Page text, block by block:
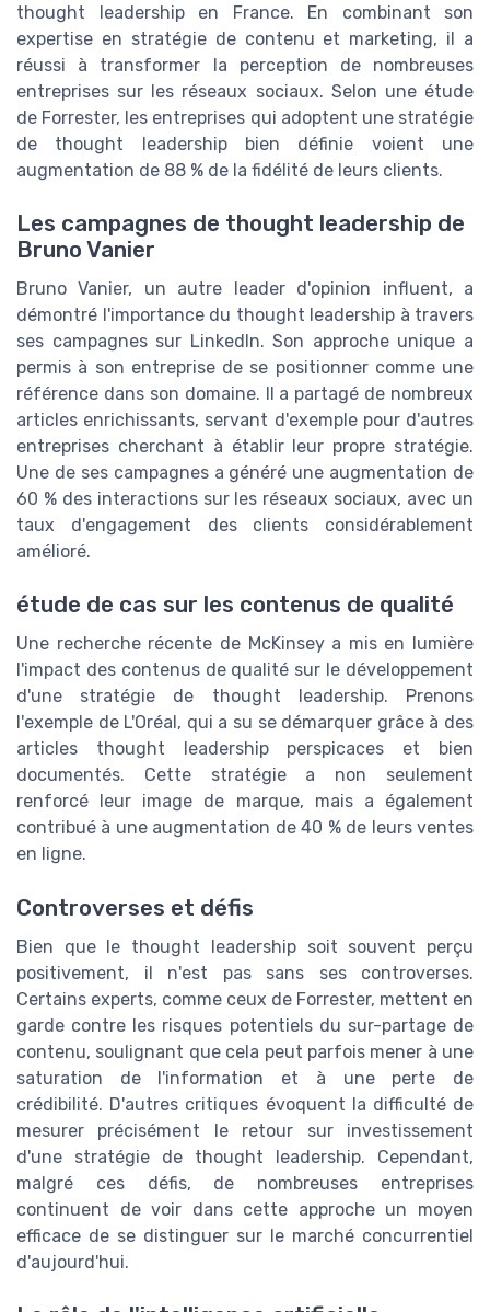
thought leadership en France. En combinant son
expertise en stratégie de contenu et marketing, il a
réussi à transformer la perception de nombreuses
entreprises sur les réseaux sociaux. Selon une étude
de Forrester, les entreprises qui adoptent une stratégie
de thought leadership bien définie voient une
augmentation de 88 % de la fidélité de leurs clients.
Les campagnes de thought leadership de
Bruno Vanier
Bruno Vanier, un autre leader d'opinion influent, a
démontré l'importance du thought leadership à travers
ses campagnes sur LinkedIn. Son approche unique a
permis à son entreprise de se positionner comme une
référence dans son domaine. Il a partagé de nombreux
articles enrichissants, servant d'exemple pour d'autres
entreprises cherchant à établir leur propre stratégie.
Une de ses campagnes a généré une augmentation de
60 % des interactions sur les réseaux sociaux, avec un
taux d'engagement des clients considérablement
amélioré.
étude de cas sur les contenus de qualité
Une recherche récente de McKinsey a mis en lumière
l'impact des contenus de qualité sur le développement
d'une stratégie de thought leadership. Prenons
l'exemple de L'Oréal, qui a su se démarquer grâce à des
articles thought leadership perspicaces et bien
documentés. Cette stratégie a non seulement
renforcé leur image de marque, mais a également
contribué à une augmentation de 40 % de leurs ventes
en ligne.
Controverses et défis
Bien que le thought leadership soit souvent perçu
positivement, il n'est pas sans ses controverses.
Certains experts, comme ceux de Forrester, mettent en
garde contre les risques potentiels du sur-partage de
contenu, soulignant que cela peut parfois mener à une
saturation de l'information et à une perte de
crédibilité. D'autres critiques évoquent la difficulté de
mesurer précisément le retour sur investissement
d'une stratégie de thought leadership. Cependant,
malgré ces défis, de nombreuses entreprises
continuent de voir dans cette approche un moyen
efficace de se distinguer sur le marché concurrentiel
d'aujourd'hui.